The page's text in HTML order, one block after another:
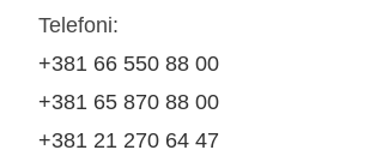
Telefoni:
+381 66 550 88 00
+381 65 870 88 00
+381 21 270 64 47